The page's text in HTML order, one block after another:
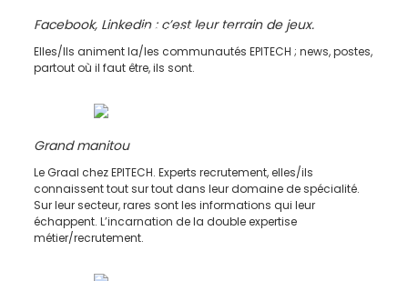
Community manager/
Facebook, Linkedin : c’est leur terrain de jeux.
Elles/Ils animent la/les communautés EPITECH ; news, postes,
partout où il faut être, ils sont.
Grand manitou
Le Graal chez EPITECH. Experts recrutement, elles/ils
connaissent tout sur tout dans leur domaine de spécialité.
Sur leur secteur, rares sont les informations qui leur
échappent. L’incarnation de la double expertise
métier/recrutement.